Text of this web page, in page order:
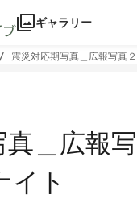
ギャラリー
震災対応期写真＿広報写真
＿広報
イト